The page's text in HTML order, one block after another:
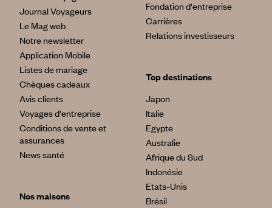
Journal Voyageurs
Le Mag web
Notre newsletter
Application Mobile
Listes de mariage
Chèques cadeaux
Avis clients
Voyages d'entreprise
Conditions de vente et
assurances
News santé
Nos maisons
Fondation d'entreprise
Carrières
Relations investisseurs
Top destinations
Japon
Italie
Egypte
Australie
Afrique du Sud
Indonésie
Etats-Unis
Brésil